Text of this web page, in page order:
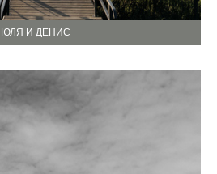
ЮЛЯ И ДЕНИС